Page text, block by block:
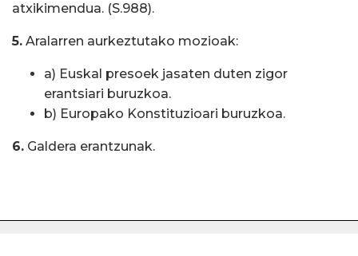
atxikimendua. (S.988).
5. Aralarren aurkeztutako mozioak:
a) Euskal presoek jasaten duten zigor
erantsiari buruzkoa.
b) Europako Konstituzioari buruzkoa.
6. Galdera erantzunak.